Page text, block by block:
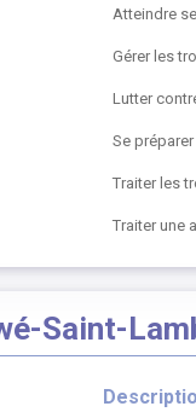
Atteindre
Gérer les
Lutter
Se
Traiter les
Traiter une
Saint-